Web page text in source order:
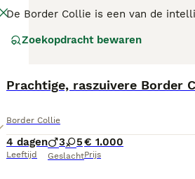
De Border Collie is een van de
de meest veelzijdige rassen ter
Zoekopdracht bewaren
Prachtige, raszuivere Border
Border Collie
4 dagen
Leeftijd
3 5
Geslacht
€ 1.000
Prijs